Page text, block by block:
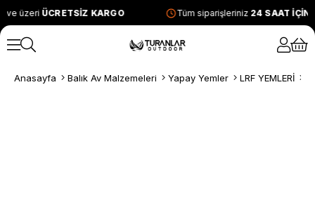
ve üzeriÜCRETSİZ KARGO Tüm siparişleriniz24 SAAT
Anasayfa Balık Av Malzemeleri Yapay Yemler LRF YEMLERİ